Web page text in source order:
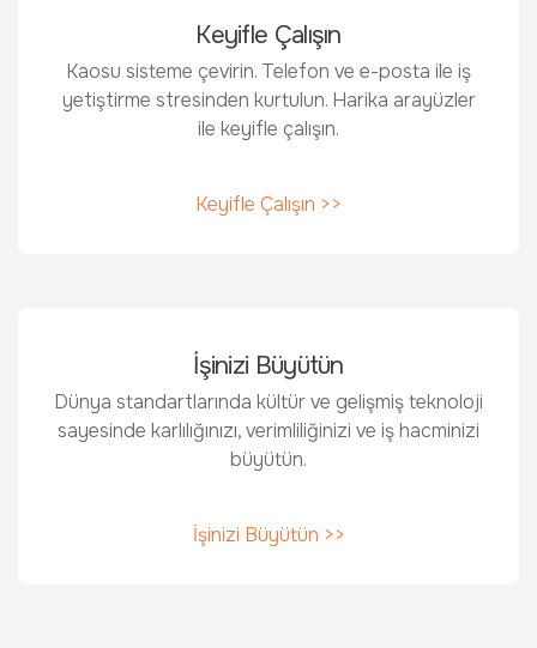
Keyifle Çalışın
Kaosu sisteme çevirin. Telefon ve e-posta ile iş
yetiştirme stresinden kurtulun. Harika arayüzler
ile keyifle çalışın.
Keyifle Çalışın >>
İşinizi Büyütün
Dünya standartlarında kültür ve gelişmiş teknoloji
sayesinde karlılığınızı, verimliliğinizi ve iş hacminizi
büyütün.
İşinizi Büyütün >>